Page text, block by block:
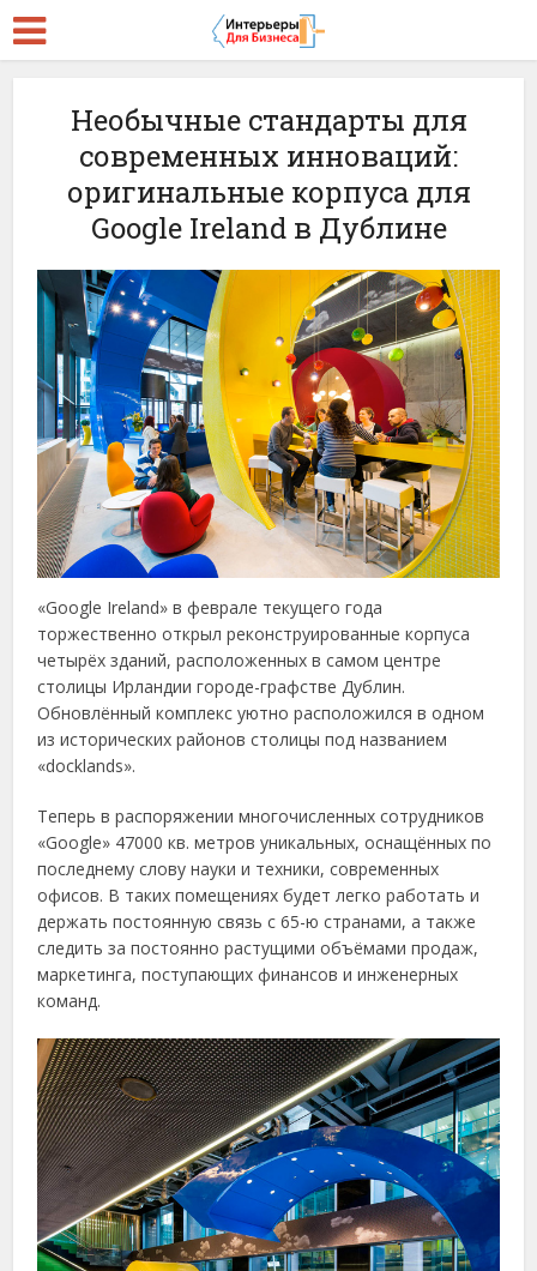
Необычные стандарты для
современных инноваций:
оригинальные корпуса для
Google Ireland в Дублине
«Google Ireland» в феврале текущего года
торжественно открыл реконструированные корпуса
четырёх зданий, расположенных в самом центре
столицы Ирландии городе-графстве Дублин.
Обновлённый комплекс уютно расположился в одном
из исторических районов столицы под названием
«docklands».
Теперь в распоряжении многочисленных сотрудников
«Google» 47000 кв. метров уникальных, оснащённых по
последнему слову науки и техники, современных
офисов. В таких помещениях будет легко работать и
держать постоянную связь с 65-ю странами, а также
следить за постоянно растущими объёмами продаж,
маркетинга, поступающих финансов и инженерных
команд.